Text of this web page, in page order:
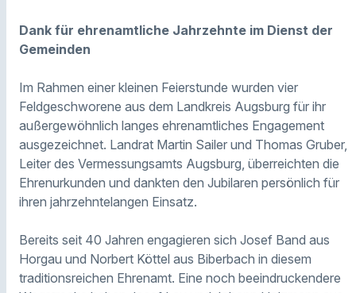
Dank für ehrenamtliche Jahrzehnte im Dienst der
Gemeinden
Im Rahmen einer kleinen Feierstunde wurden vier
Feldgeschworene aus dem Landkreis Augsburg für ihr
außergewöhnlich langes ehrenamtliches Engagement
ausgezeichnet. Landrat Martin Sailer und Thomas Gruber,
Leiter des Vermessungsamts Augsburg, überreichten die
Ehrenurkunden und dankten den Jubilaren persönlich für
ihren jahrzehntelangen Einsatz.
Bereits seit 40 Jahren engagieren sich Josef Band aus
Horgau und Norbert Köttel aus Biberbach in diesem
traditionsreichen Ehrenamt. Eine noch beeindruckendere